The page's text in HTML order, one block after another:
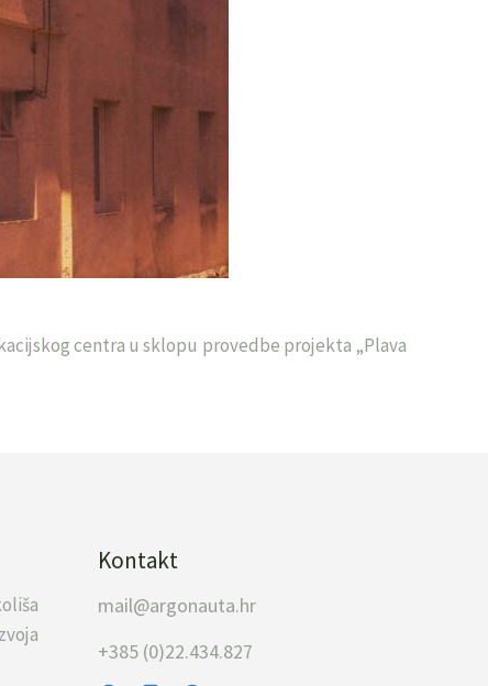
centra u sklopu provedbe projekta „Plava
Kontakt
mail@argonauta.hr
+385 (0)22.434.827